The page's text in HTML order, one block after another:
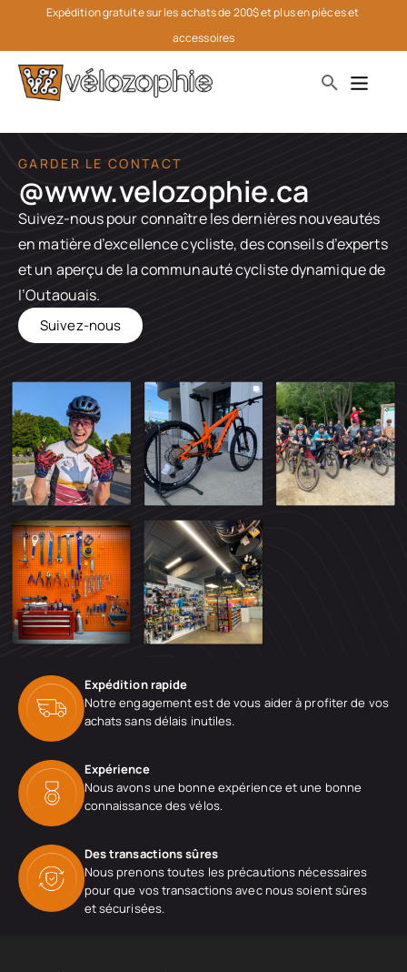
Expédition gratuite sur les achats de 200$ et plus en pièces et
accessoires
GARDER LE CONTACT
@www.velozophie.ca​
Suivez-nous pour connaître les dernières nouveautés
en matière d’excellence cycliste, des conseils d’experts
et un aperçu de la communauté cycliste dynamique de
l’Outaouais.
Suivez-nous
Expédition rapide
Notre engagement est de vous aider à profiter de vos
achats sans délais inutiles.
Expérience
Nous avons une bonne expérience et une bonne
connaissance des vélos.
Des transactions sûres
Nous prenons toutes les précautions nécessaires
pour que vos transactions avec nous soient sûres
et sécurisées.